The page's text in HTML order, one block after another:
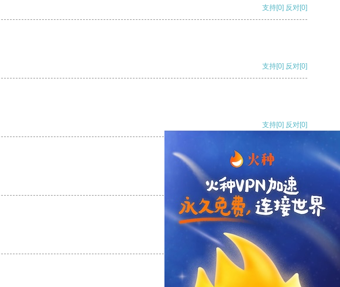
支持[0] 反对[0]
支持[0] 反对[0]
支持[0] 反对[0]
支持[0] 反对
支持